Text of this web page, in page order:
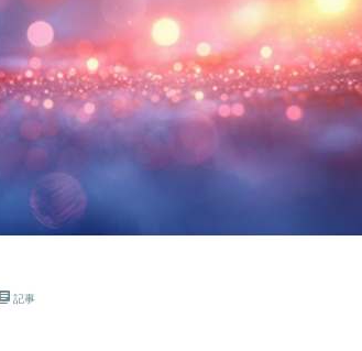
記事